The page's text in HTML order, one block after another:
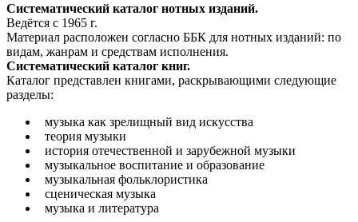
Систематический каталог нотных изданий.
Ведётся с 1965 г.
Материал расположен согласно ББК для нотных изданий: по
видам, жанрам и средствам исполнения.
Систематический каталог книг.
Каталог представлен книгами, раскрывающими следующие
разделы:
музыка как зрелищный вид искусства
теория музыки
история отечественной и зарубежной музыки
музыкальное воспитание и образование
музыкальная фольклористика
сценическая музыка
музыка и литература